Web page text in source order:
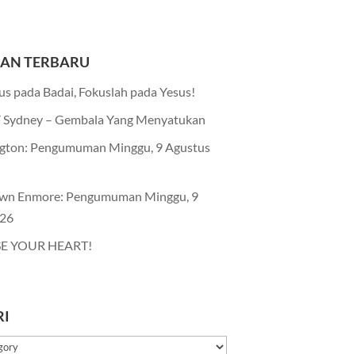
TERBARU
pada Badai, Fokuslah pada Yesus!
– Gembala Yang Menyatukan
Pengumuman Minggu, 9 Agustus
Enmore: Pengumuman Minggu, 9
YOUR HEART!